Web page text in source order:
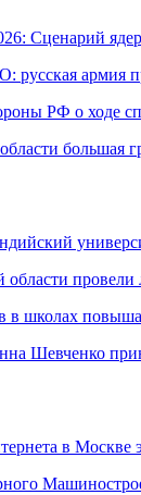
Сценарий
русская армия
РФ о ходе
большая
области
в школах
Шевченко
в Москве